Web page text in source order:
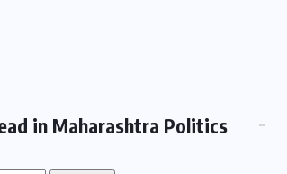
in Maharashtra Politics